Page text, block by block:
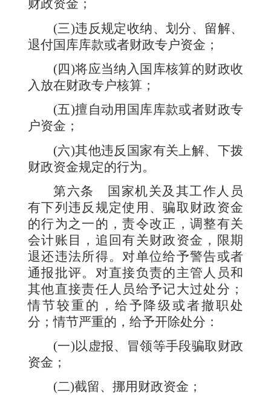
财政资金；
(三)违反规定收纳、划分、留解、
退付国库库款或者财政专户资金；
(四)将应当纳入国库核算的财政收
入放在财政专户核算；
(五)擅自动用国库库款或者财政专
户资金；
(六)其他违反国家有关上解、下拨
财政资金规定的行为。
第六条
国家机关及其工作人员
有下列违反规定使用、骗取财政资金
的行为之一的，责令改正，调整有关
会计账目，追回有关财政资金，限期
退还违法所得。对单位给予警告或者
通报批评。对直接负责的主管人员和
其他直接责任人员给予记大过处分；
情节较重的，给予降级或者撤职处
分；情节严重的，给予开除处分：
(一)以虚报、冒领等手段骗取财政
资金；
(二)截留、挪用财政资金；